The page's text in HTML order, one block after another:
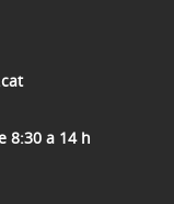
8:30 a 14 h